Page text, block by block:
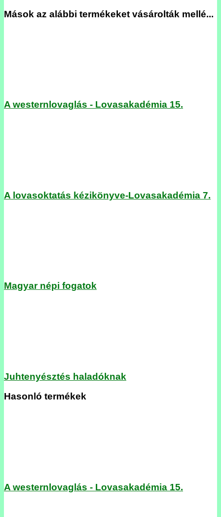
Mások az alábbi termékeket vásárolták mellé...
A westernlovaglás - Lovasakadémia 15.
A lovasoktatás kézikönyve-Lovasakadémia 7.
Magyar népi fogatok
Juhtenyésztés haladóknak
Hasonló termékek
A westernlovaglás - Lovasakadémia 15.